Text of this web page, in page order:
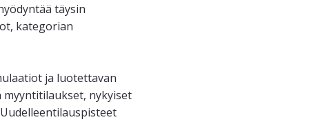
täysin
kategorian
ja luotettavan
nykyiset